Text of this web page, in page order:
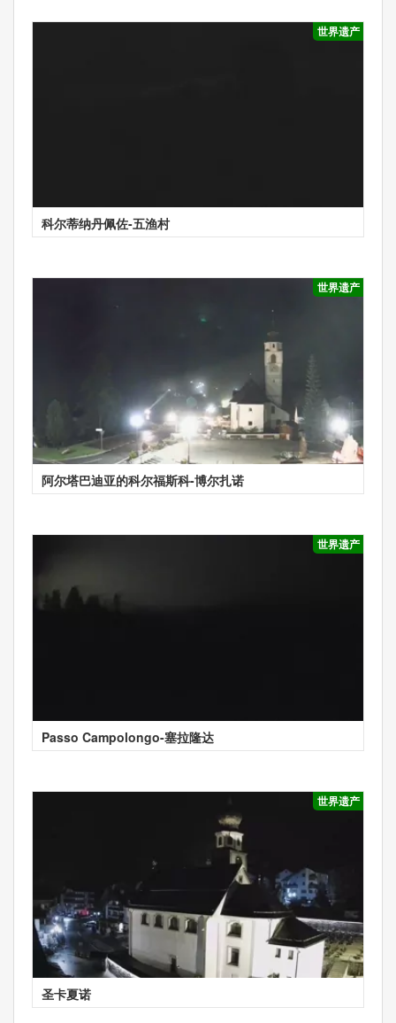
世界遗产
科尔蒂纳丹佩佐-五渔村
世界遗产
阿尔塔巴迪亚的科尔福斯科-博尔扎诺
世界遗产
Passo Campolongo-塞拉隆达
世界遗产
圣卡夏诺